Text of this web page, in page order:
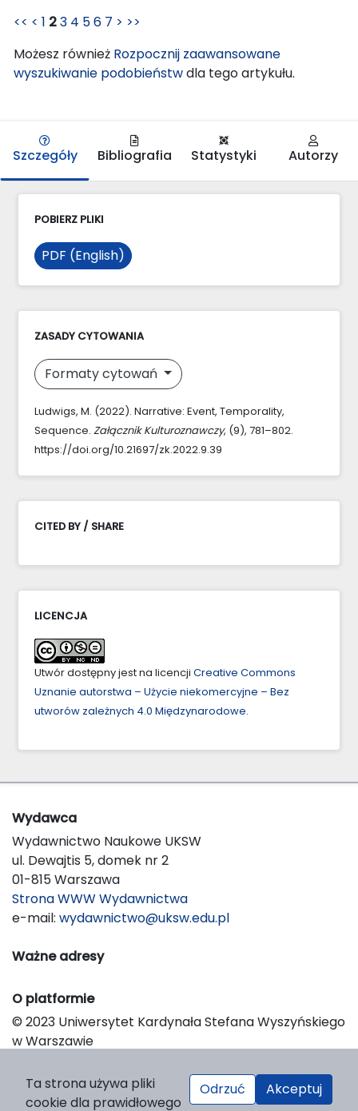
<< < 1 23 4 56 7 > >>
Możesz również Rozpocznij zaawansowane
wyszukiwanie podobieństwdla tego artykułu.
Szczegóły Bibliografia Statystyki Autorzy
POBIERZ PLIKI
PDF (English)
ZASADY CYTOWANIA
Formaty cytowań
Ludwigs, M. (2022). Narrative: Event, Temporality,
Sequence. Załącznik Kulturoznawczy, (9), 781–802.
https://doi.org/10.21697/zk.2022.9.39
CITED BY / SHARE
LICENCJA
Utwór dostępny jest na licencji Creative Commons
Uznanie autorstwa – Użycie niekomercyjne – Bez
utworów zależnych 4.0 Międzynarodowe.
Wydawca
Wydawnictwo Naukowe UKSW
ul. Dewajtis 5, domek nr 2
01-815 Warszawa
Strona WWW Wydawnictwa
e-mail: wydawnictwo@uksw.edu.pl
Ważne adresy
O platformie
© 2023 Uniwersytet Kardynała Stefana Wyszyńskiego
w Warszawie
Platform & Workflow by OJS/PKP
Ta strona używa pliki
cookie dla prawidłowego
Odrzuć Akceptuj